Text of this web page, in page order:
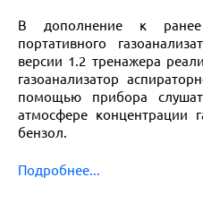
В дополнение к ранее
портативного
версии 1.2 тренажера
газоанализатор
помощью прибора
атмосфере концентрации
бензол.
Подробнее...